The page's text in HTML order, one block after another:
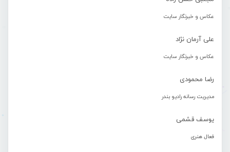
عکاس و خبرنگار سایت
علی آرمان نژاد
عکاس و خبرنگار سایت
رضا محمودی
مدیریت رسانه رادیو بندر
یوسف قشمی
فعال هنری